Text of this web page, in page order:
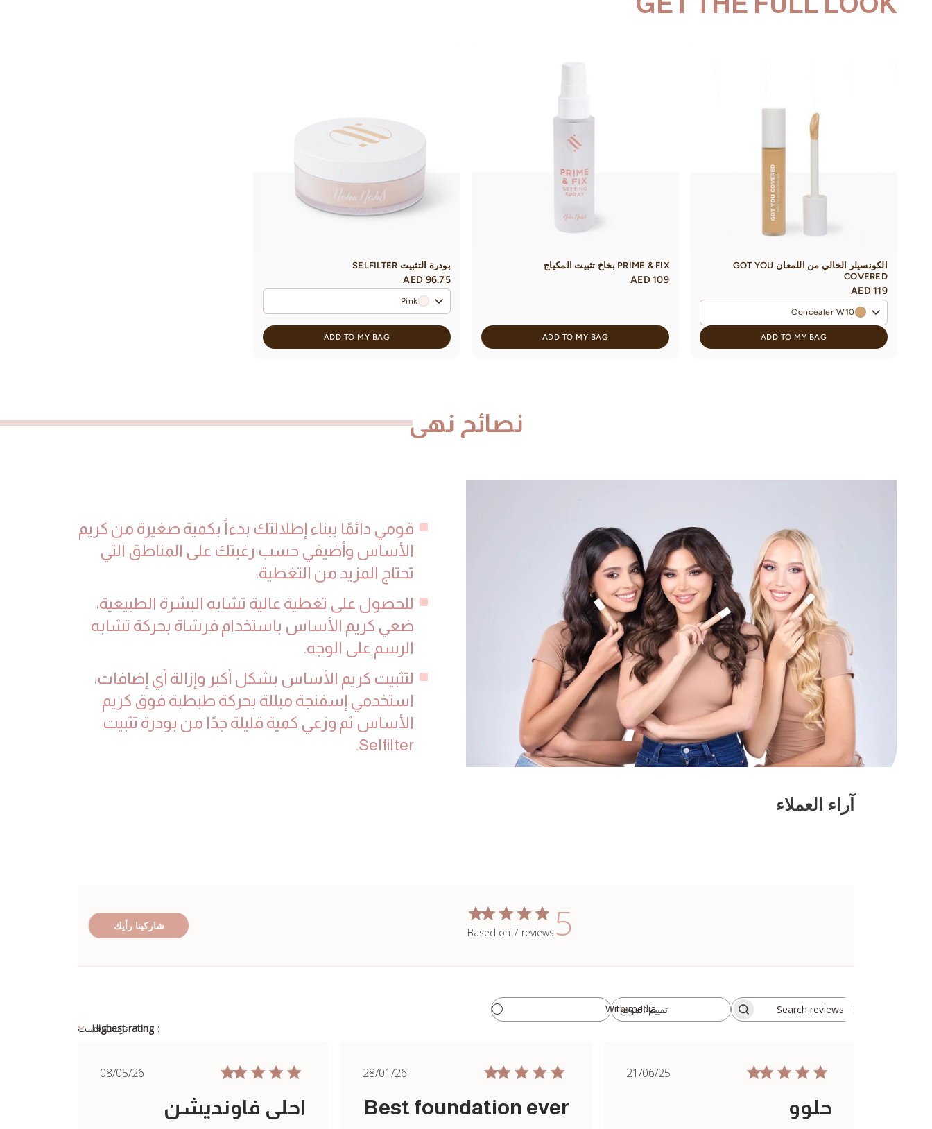
الكونسيلر الخالي من اللمعان GOT YOU
COVERED
AED 119
Concealer W10
ADD TO MY BAG
PRIME & FIX بخاخ تثبيت المكياج
AED 109
ADD TO MY BAG
بودرة التثبيت SELFILTER
AED 96.75
Pink
ADD TO MY BAG
نصائح نهى
قومي دائمًا ببناء إطلالتك بدءاً بكمية صغيرة من كريم
الأساس وأضيفي حسب رغبتك على المناطق التي
تحتاج المزيد من التغطية.
للحصول على تغطية عالية تشابه البشرة الطبيعية،
ضعي كريم الأساس باستخدام فرشاة بحركة تشابه
الرسم على الوجه.
لتثبيت كريم الأساس بشكل أكبر وإزالة أي إضافات،
استخدمي إسفنجة مبللة بحركة طبطبة فوق كريم
الأساس ثم وزعي كمية قليلة جدًا من بودرة تثبيت
Selfilter.
آراء العملاء
5
Based on 7 reviews
شاركينا رأيك
Search
تقييم الموقع
With media
ترتيب حسب
:
Highest rating
Published08/05/26
احلى فاونديشن
Published28/01/26
Best foundation ever
Published21/06/25
حلوو